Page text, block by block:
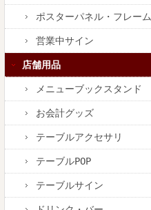
ポスターパネル・フレーム
営業中サイン
店舗用品
メニューブックスタンド
お会計グッズ
テーブルアクセサリ
テーブルPOP
テーブルサイン